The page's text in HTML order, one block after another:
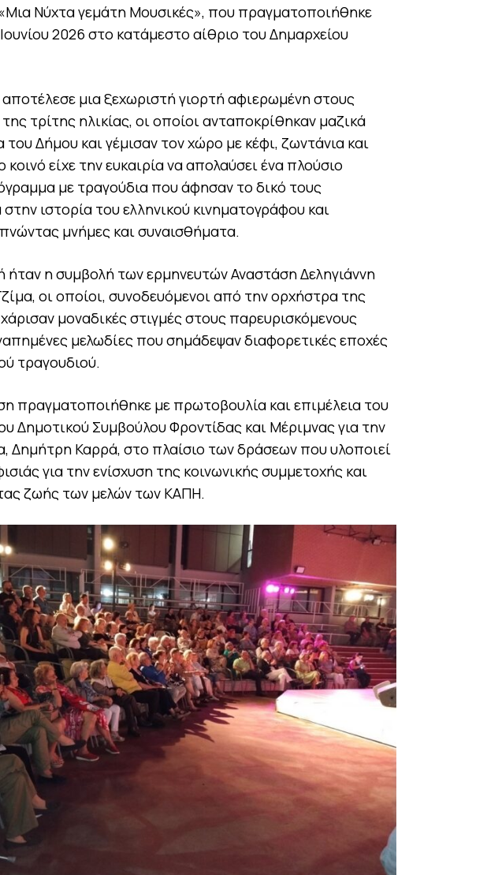
Νύχτα γεμάτη Μουσικές», που πραγματοποιήθηκε
2026 στο κατάμεστο αίθριο του Δημαρχείου
μια ξεχωριστή γιορτή αφιερωμένη στους
τρίτης ηλικίας, οι οποίοι ανταποκρίθηκαν μαζικά
Δήμου και γέμισαν τον χώρο με κέφι, ζωντάνια και
κοινό είχε την ευκαιρία να απολαύσει ένα πλούσιο
με τραγούδια που άφησαν το δικό τους
ιστορία του ελληνικού κινηματογράφου και
μνήμες και συναισθήματα.
ήταν η συμβολή των ερμηνευτών Αναστάση Δεληγιάννη
οι οποίοι, συνοδευόμενοι από την ορχήστρα της
μοναδικές στιγμές στους παρευρισκόμενους
μελωδίες που σημάδεψαν διαφορετικές εποχές
τραγουδιού.
πραγματοποιήθηκε με πρωτοβουλία και επιμέλεια του
Δημοτικού Συμβούλου Φροντίδας και Μέριμνας για την
Δημήτρη Καρρά, στο πλαίσιο των δράσεων που υλοποιεί
για την ενίσχυση της κοινωνικής συμμετοχής και
ζωής των μελών των ΚΑΠΗ.